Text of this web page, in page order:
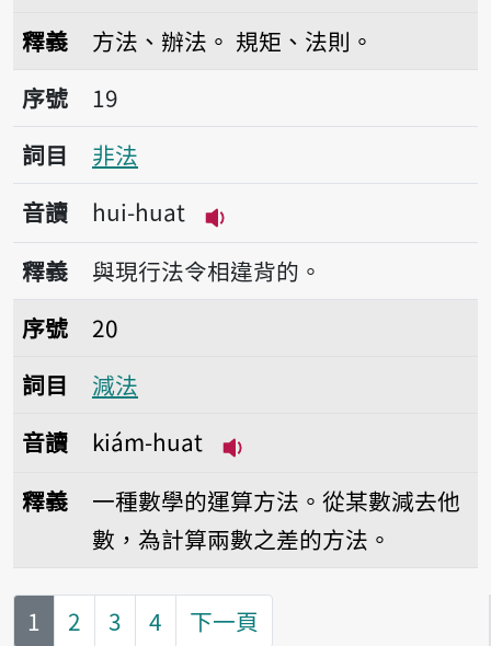
釋義 方法、辦法。 規矩、法則。
序號19非法
序號
19
詞目
非法
音讀
hui-huat
播放音讀hui-huat
釋義
與現行法令相違背的。
序號20減法
序號
20
詞目
減法
音讀
kiám-huat
釋義
一種數學的運算方法。從某數減去他
數，為計算兩數之差的方法。
第
1 2 3 4 下一頁